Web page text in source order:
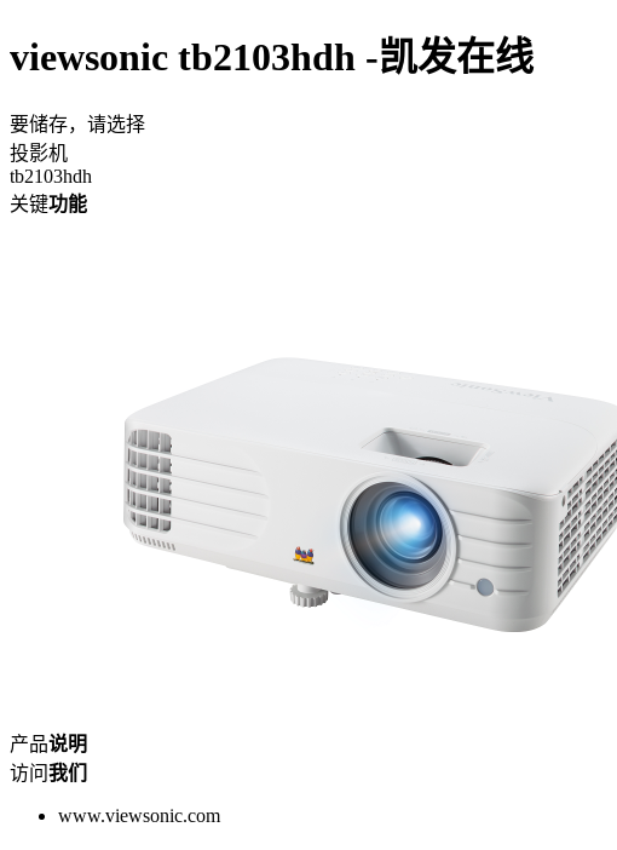
viewsonic tb2103hdh -凯发在线
要储存，请选择
投影机
tb2103hdh
关键功能
产品说明
访问我们
www.viewsonic.com